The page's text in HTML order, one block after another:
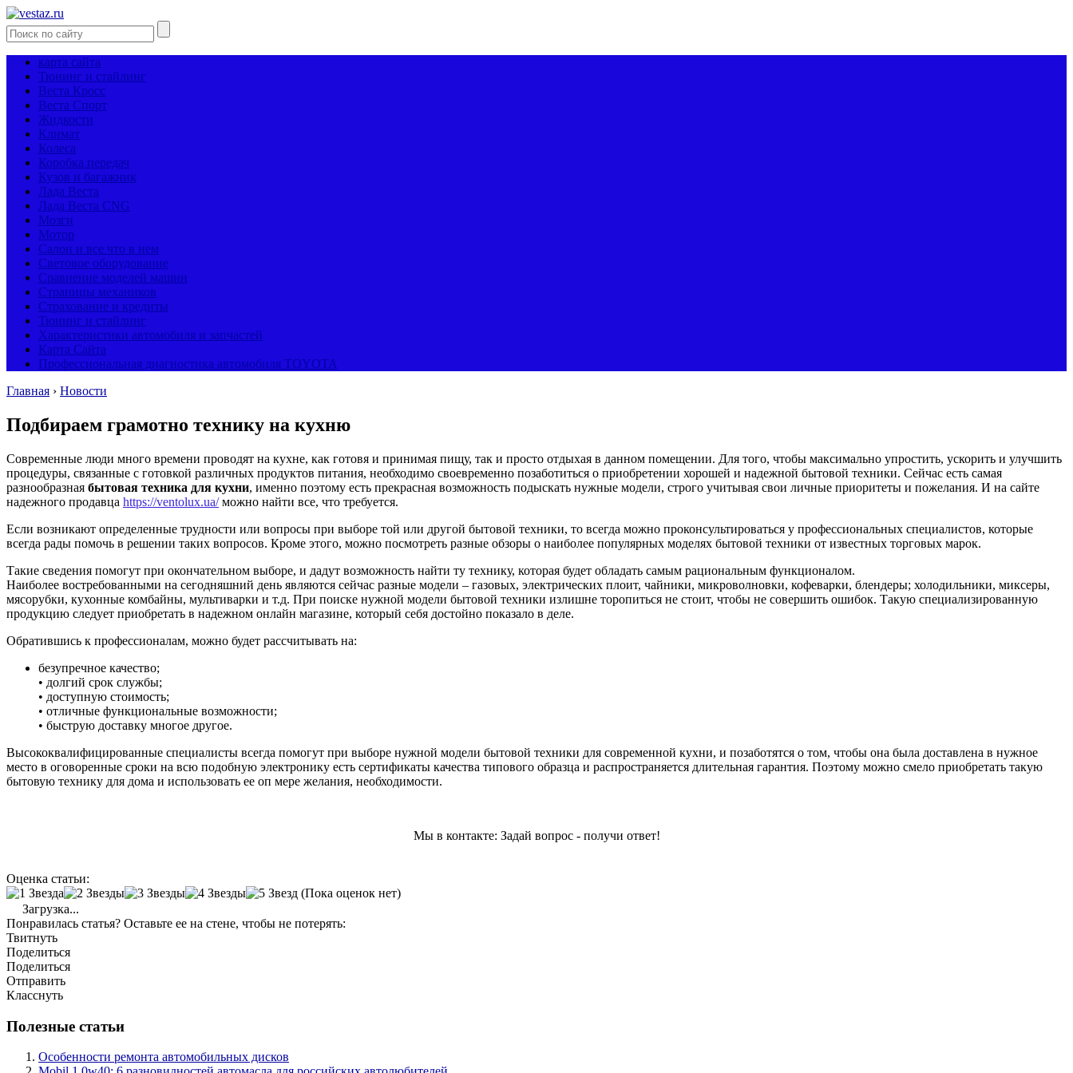
карта сайта
Тюнинг и стайлинг
Веста Кросс
Веста Спорт
Жидкости
Климат
Колеса
Коробка передач
Кузов и багажник
Лада Веста
Лада Веста CNG
Мозги
Мотор
Салон и все что в нем
Световое оборудование
Сравнение моделей машин
Страницы механиков
Страхование и кредиты
Тюнинг и стайлинг
Характеристики автомобиля и запчастей
Карта Сайта
Профессиональная диагностика автомобиля TOYOTA
Главная › Новости
Подбираем грамотно технику на кухню
Современные люди много времени проводят на кухне, как готовя и принимая пищу, так и просто отдыхая в данном помещении. Для того, чтобы максимально упростить, ускорить и улучшить
процедуры, связанные с готовкой различных продуктов питания, необходимо своевременно позаботиться о приобретении хорошей и надежной бытовой техники. Сейчас есть самая
разнообразная бытовая техника для кухни, именно поэтому есть прекрасная возможность подыскать нужные модели, строго учитывая свои личные приоритеты и пожелания. И на сайте
надежного продавца https://ventolux.ua/можно найти все, что требуется.
Если возникают определенные трудности или вопросы при выборе той или другой бытовой техники, то всегда можно проконсультироваться у профессиональных специалистов, которые
всегда рады помочь в решении таких вопросов. Кроме этого, можно посмотреть разные обзоры о наиболее популярных моделях бытовой техники от известных торговых марок.
Такие сведения помогут при окончательном выборе, и дадут возможность найти ту технику, которая будет обладать самым рациональным функционалом.
Наиболее востребованными на сегодняшний день являются сейчас разные модели – газовых, электрических плоит, чайники, микроволновки, кофеварки, блендеры; холодильники, миксеры,
мясорубки, кухонные комбайны, мультиварки и т.д. При поиске нужной модели бытовой техники излишне торопиться не стоит, чтобы не совершить ошибок. Такую специализированную
продукцию следует приобретать в надежном онлайн магазине, который себя достойно показало в деле.
Обратившись к профессионалам, можно будет рассчитывать на:
безупречное качество;
• долгий срок службы;
• доступную стоимость;
• отличные функциональные возможности;
• быструю доставку многое другое.
Высококвалифицированные специалисты всегда помогут при выборе нужной модели бытовой техники для современной кухни, и позаботятся о том, чтобы она была доставлена в нужное
место в оговоренные сроки на всю подобную электронику есть сертификаты качества типового образца и распространяется длительная гарантия. Поэтому можно смело приобретать такую
бытовую технику для дома и использовать ее оп мере желания, необходимости.
Мы в контакте: Задай вопрос - получи ответ!
Оценка статьи:
(Пока оценок нет)
Загрузка...
Понравилась статья? Оставьте ее на стене, чтобы не потерять:
Твитнуть
Поделиться
Поделиться
Отправить
Класснуть
Полезные статьи
Особенности ремонта автомобильных дисков